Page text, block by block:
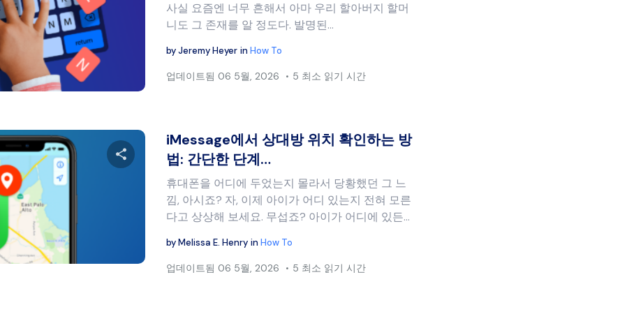
이 글을 공유하세요
페이스북 링크 복사
사실 요즘엔 너무 흔해서 아마 우리 할아버지 할머
니도 그 존재를 알 정도다. 발명된…
byJeremy Heyer inHow To
업데이트됨 06 5월, 2026 5 최소 읽기 시간
이 글을 공유하세요
페이스북 링크 복사
iMessage에서 상대방 위치 확인하는 방
법: 간단한 단계…
휴대폰을 어디에 두었는지 몰라서 당황했던 그 느
낌, 아시죠? 자, 이제 아이가 어디 있는지 전혀 모른
다고 상상해 보세요. 무섭죠? 아이가 어디에 있든…
byMelissa E. Henry inHow To
업데이트됨 06 5월, 2026 5 최소 읽기 시간